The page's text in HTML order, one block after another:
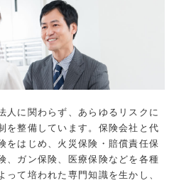
人に関わらず、あらゆるリスクに
を整備しています。保険会社と代
をはじめ、火災保険・賠償責任保
、ガン保険、医療保険などを各種
て培われた専門知識を生かし、